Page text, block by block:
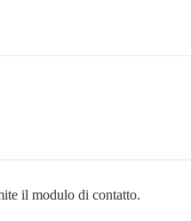
il modulo di contatto.